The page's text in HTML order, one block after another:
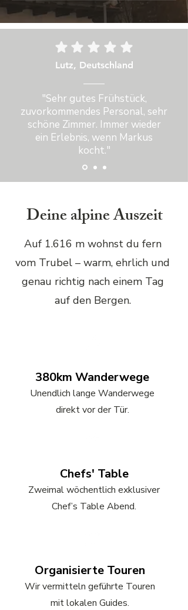
Lutz, Deutschland
"Sehr gutes Frühstück,
zuvorkommendes Personal, sehr
schöne Zimmer. Immer wieder
ein Erlebnis, wenn Markus
kocht."
Deine alpine Auszeit
Auf 1.616 m wohnst du fern
vom Trubel – warm, ehrlich und
genau richtig nach einem Tag
auf den Bergen.
380km Wanderwege
Unendlich lange Wanderwege
direkt vor der Tür.
Chefs' Table
Zweimal wöchentlich exklusiver
Chef’s Table Abend.
Organisierte Touren
Wir vermitteln geführte Touren
mit lokalen Guides.